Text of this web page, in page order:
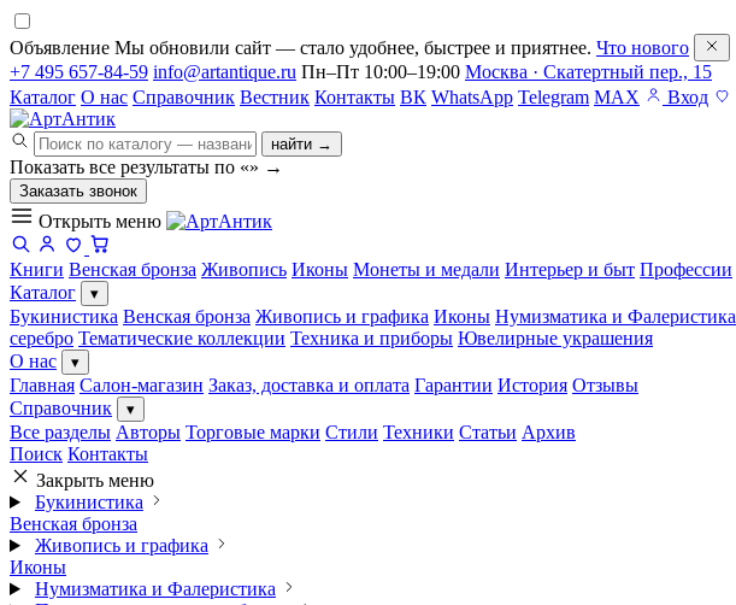
Объявление Мы обновили сайт — стало удобнее, быстрее и приятнее. Что нового
+7 495 657-84-59 info@artantique.ru Пн–Пт 10:00–19:00 Москва · Скатертный пер., 15
Каталог О нас Справочник Вестник Контакты ВК WhatsApp Telegram MAX Вход
найти →
Показать все результаты по «» →
Заказать звонок
Открыть меню
Книги Венская бронза Живопись Иконы Монеты и медали Интерьер и быт Профессии
Каталог
▾
Букинистика Венская бронза Живопись и графика Иконы Нумизматика и Фалеристика
серебро Тематические коллекции Техника и приборы Ювелирные украшения
О нас
▾
Главная Салон-магазин Заказ, доставка и оплата Гарантии История Отзывы
Справочник
▾
Все разделы Авторы Торговые марки Стили Техники Статьи Архив
Поиск Контакты
Закрыть меню
Букинистика
Венская бронза
Живопись и графика
Иконы
Нумизматика и Фалеристика